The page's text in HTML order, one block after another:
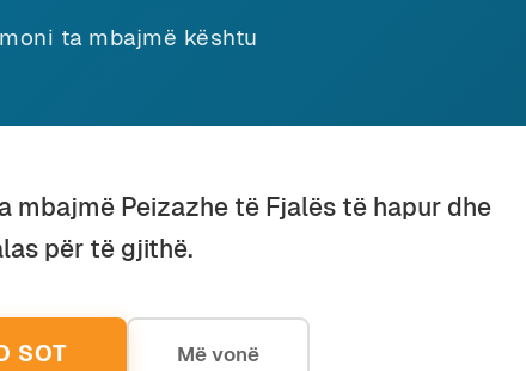
të revistës apo tonin si botues, redaktorë
sponsorë në salla bosh. Kemi refuzuar të
të ndikuar në një vizion më të gjerë të kulturës
për Peizazhe të Fjalës por për skenën e
“Peizazhe të Fjalës”: Në thirrjen për Mbështetje
ta mbajmë kështu
mbajmë Peizazhe të Fjalës të hapur dhe
për të gjithë.
SOT Më vonë